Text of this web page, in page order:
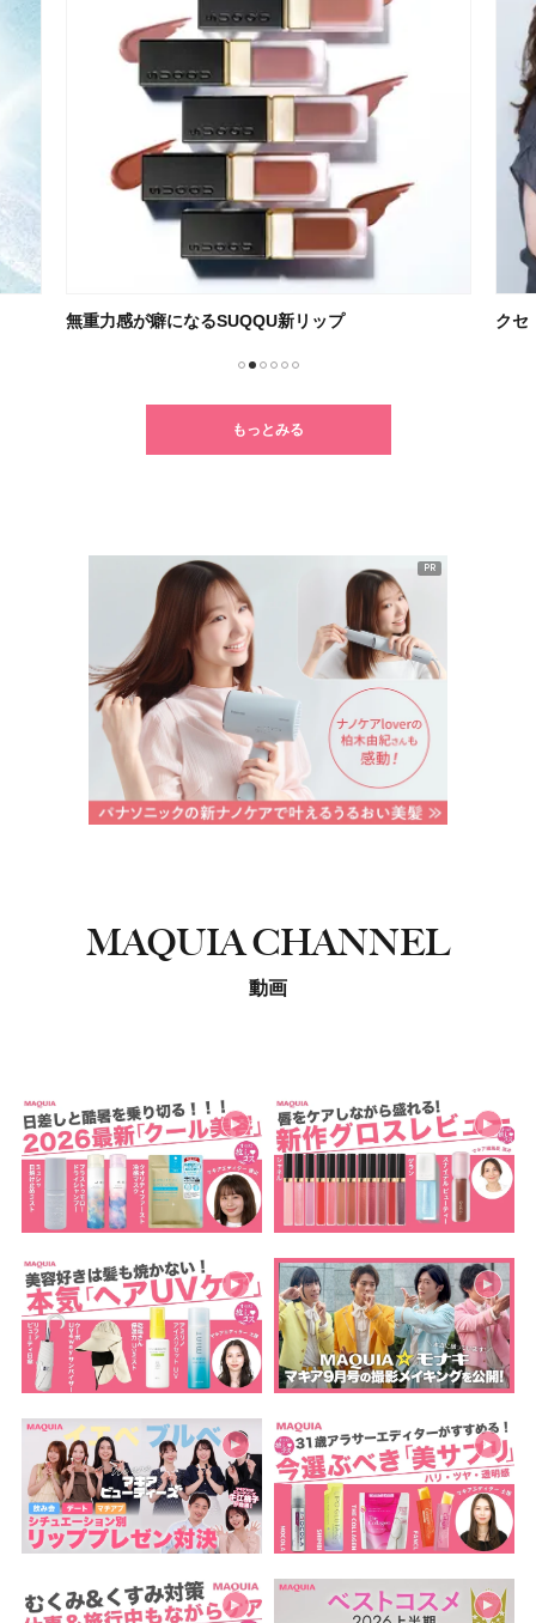
クセ・うねり・パサつきに悩む人必見！ 朝の
もっとみる
PR
MAQUIA CHANNEL
動画